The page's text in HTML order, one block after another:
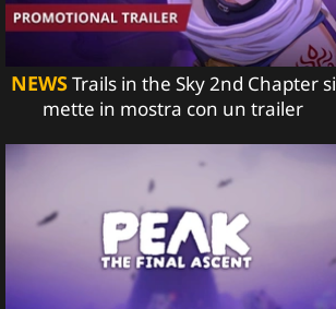
NEWSTrails in the Sky 2nd Chapter si
mette in mostra con un trailer